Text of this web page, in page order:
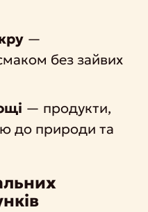
—
без зайвих
— продукти,
до природи та